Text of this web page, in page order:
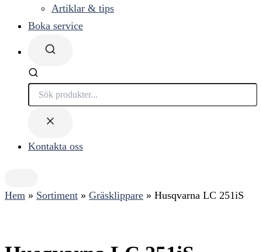
Artiklar & tips
Boka service
Söker...
Kontakta oss
Hem » Sortiment » Gräsklippare » Husqvarna LC 251iS